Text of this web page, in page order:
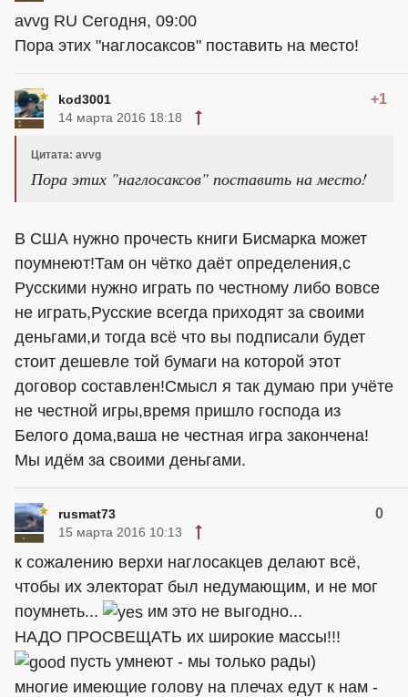
avvg RU Сегодня, 09:00
Пора этих "наглосаксов" поставить на место!
kod3001 +1
14 марта 2016 18:18
Цитата: avvg
Пора этих "наглосаксов" поставить на место!
В США нужно прочесть книги Бисмарка может
поумнеют!Там он чётко даёт определения,с
Русскими нужно играть по честному либо вовсе
не играть,Русские всегда приходят за своими
деньгами,и тогда всё что вы подписали будет
стоит дешевле той бумаги на которой этот
договор составлен!Смысл я так думаю при учёте
не честной игры,время пришло господа из
Белого дома,ваша не честная игра закончена!
Мы идём за своими деньгами.
rusmat73 0
15 марта 2016 10:13
к сожалению верхи наглосакцев делают всё,
чтобы их электорат был недумающим, и не мог
поумнеть...
им это не выгодно...
НАДО ПРОСВЕЩАТЬ их широкие массы!!!
пусть умнеют - мы только рады)
многие имеющие голову на плечах едут к нам -